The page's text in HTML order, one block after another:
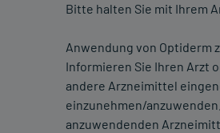
Bitte halten Sie mit Ihrem
Anwendung von Optiderm
Informieren Sie Ihren Arzt
andere Arzneimittel
einzunehmen/
anzuwendenden